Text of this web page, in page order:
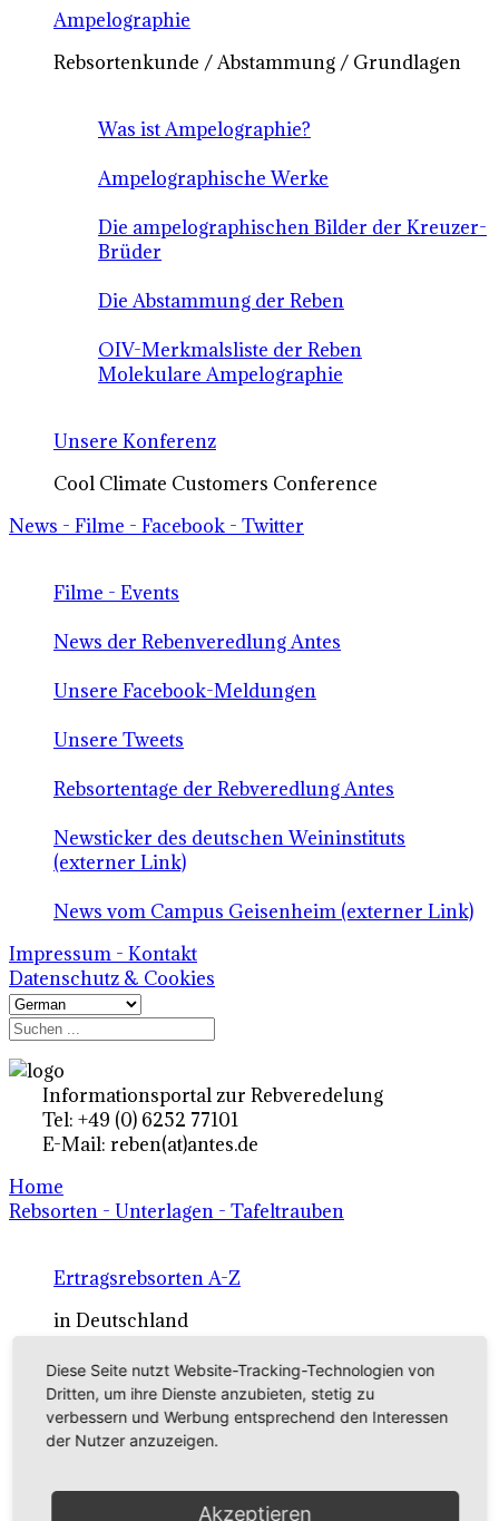
Ampelographie
Rebsortenkunde / Abstammung / Grundlagen
Was ist Ampelographie?
Ampelographische Werke
Die ampelographischen Bilder der Kreuzer-
Brüder
Die Abstammung der Reben
OIV-Merkmalsliste der Reben
Molekulare Ampelographie
Unsere Konferenz
Cool Climate Customers Conference
News - Filme - Facebook - Twitter
Filme - Events
News der Rebenveredlung Antes
Unsere Facebook-Meldungen
Unsere Tweets
Rebsortentage der Rebveredlung Antes
Newsticker des deutschen Weininstituts
(externer Link)
News vom Campus Geisenheim (externer Link)
Impressum - Kontakt
Datenschutz & Cookies
Informationsportal zur Rebveredelung
Tel: +49 (0) 6252 77101
E-Mail: reben(at)antes.de
Home
Rebsorten - Unterlagen - Tafeltrauben
Ertragsrebsorten A-Z
in Deutschland
Rebsorten international
externe Links
Tafeltraubensorten
Diese Seite nutzt Website-Tracking-Technologien von
Dritten, um ihre Dienste anzubieten, stetig zu
verbessern und Werbung entsprechend den Interessen
der Nutzer anzuzeigen.
Akzeptieren